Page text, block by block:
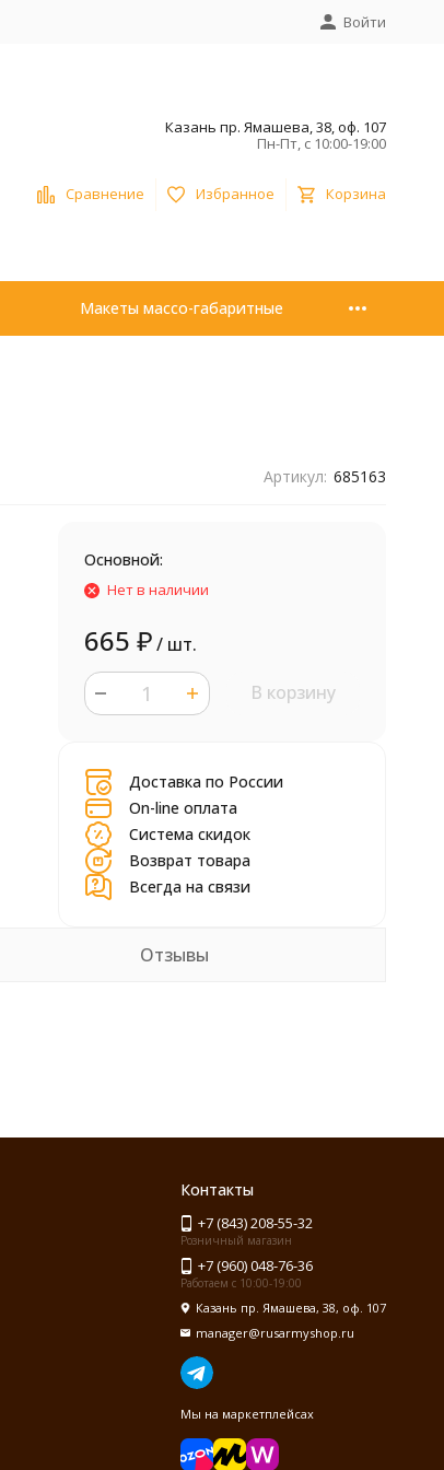
Войти
Казань пр. Ямашева, 38, оф. 107
Пн-Пт, с 10:00-19:00
Сравнение Избранное Корзина
Макеты массо-габаритные
Артикул: 685163
Основной:
Нет в наличии
665 ₽/ шт.
В корзину
Доставка по России
On-line оплата
Система скидок
Возврат товара
Всегда на связи
Отзывы
Контакты
+7 (843) 208-55-32
Розничный магазин
+7 (960) 048-76-36
Работаем с 10:00-19:00
Казань пр. Ямашева, 38, оф. 107
manager@rusarmyshop.ru
Мы на маркетплейсах